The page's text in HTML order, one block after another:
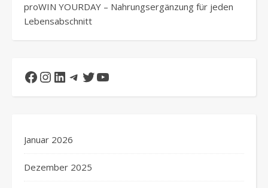
proWIN YOURDAY – Nahrungsergänzung für jeden
Lebensabschnitt
Facebook
Instagram
LinkedIn
Telegram
Twitter
YouTube
Januar 2026
Dezember 2025